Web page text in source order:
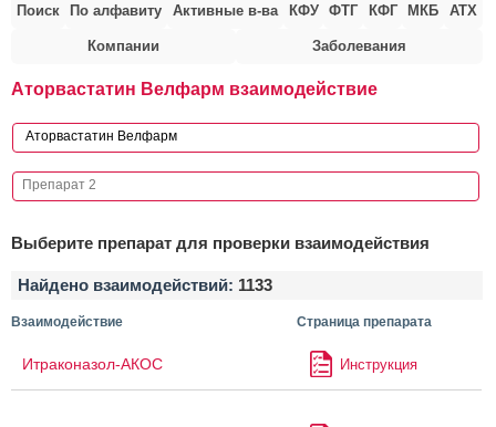
Поиск По алфавиту Активные в-ва КФУ ФТГ КФГ МКБ АТХ
Компании Заболевания
Аторвастатин Велфарм взаимодействие
Выберите препарат для проверки взаимодействия
Найдено взаимодействий: 1133
Взаимодействие Страница препарата
Итраконазол-АКОС Инструкция